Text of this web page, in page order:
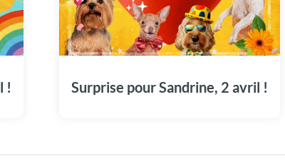
! Surprise pour Sandrine, 2 avril !
Faites du 2 avril un moment mémorable avec